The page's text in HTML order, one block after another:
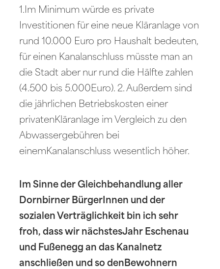
1.Im Minimum würde es private
Investitionen für eine neue Kläranlage von
rund 10.000 Euro pro Haushalt bedeuten,
für einen Kanalanschluss müsste man an
die Stadt aber nur rund die Hälfte zahlen
(4.500 bis 5.000Euro). 2. Außerdem sind
die jährlichen Betriebskosten einer
privatenKläranlage im Vergleich zu den
Abwassergebühren bei
einemKanalanschluss wesentlich höher.
Im Sinne der Gleichbehandlung aller
Dornbirner BürgerInnen und der
sozialen Verträglichkeit bin ich sehr
froh, dass wir nächstesJahr Eschenau
und Fußenegg an das Kanalnetz
anschließen und so denBewohnern